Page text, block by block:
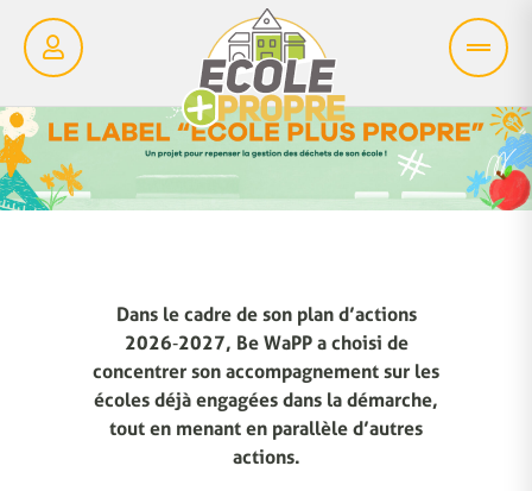
Dans le cadre de son plan d’actions
2026‑2027, Be WaPP a choisi de
concentrer son accompagnement sur les
écoles déjà engagées dans la démarche,
tout en menant en parallèle d’autres
actions.